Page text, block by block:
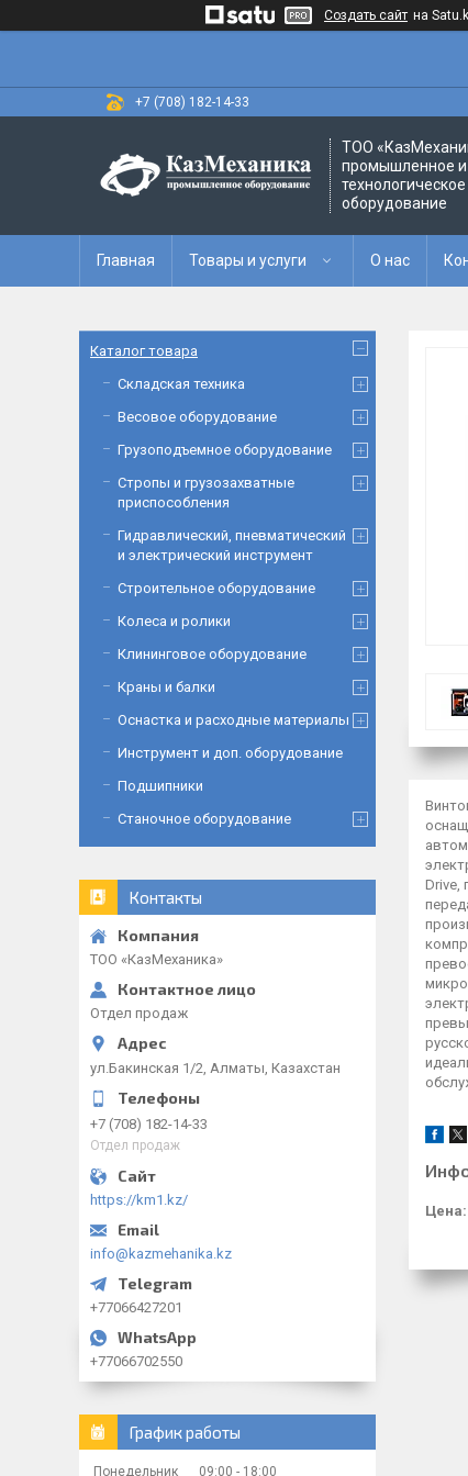
Создать сайт на
+7 (708) 182-14-33
ТОО
промышленное и
технологическое
оборудование
Главная Товары и услуги О нас
Drive,
Цена:
Каталог товара
Складская техника
Весовое оборудование
Грузоподъемное оборудование
Стропы и грузозахватные
приспособления
Гидравлический, пневматический
и электрический инструмент
Строительное оборудование
Колеса и ролики
Клининговое оборудование
Краны и балки
Оснастка и расходные материалы
Инструмент и доп. оборудование
Подшипники
Станочное оборудование
Контакты
ТОО «‎КазМеханика»
Отдел продаж
ул.Бакинская 1/2, Алматы, Казахстан
+7 (708) 182-14-33
Отдел продаж
https://km1.kz/
info@kazmehanika.kz
+77066427201
+77066702550
График работы
Понедельник 09:00 18:00